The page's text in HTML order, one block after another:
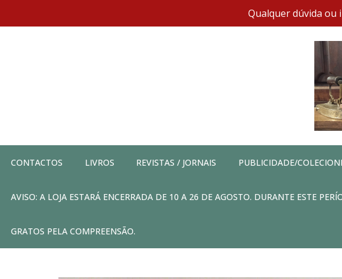
Qualquer dúvida ou
CONTACTOS LIVROS REVISTAS / JORNAIS PUBLICIDADE/
AVISO: A LOJA ESTARÁ ENCERRADA DE 10 A 26 DE AGOSTO. DURANTE ESTE
GRATOS PELA COMPREENSÃO.